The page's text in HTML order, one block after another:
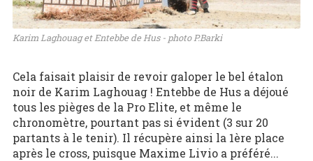
Karim Laghouag et Entebbe de Hus - photo P.Barki
Cela faisait plaisir de revoir galoper le bel étalon
noir de Karim Laghouag ! Entebbe de Hus a déjoué
tous les pièges de la Pro Elite, et même le
chronomètre, pourtant pas si évident (3 sur 20
partants à le tenir). Il récupère ainsi la 1ère place
après le cross, puisque Maxime Livio a préféré...